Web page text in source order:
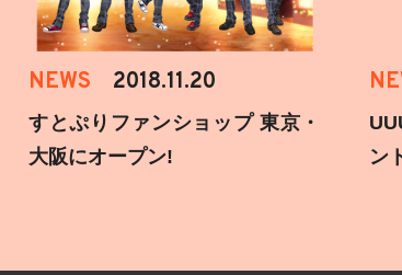
NEWS 2018.11.20
すとぷりファンショップ 東京・
大阪にオープン!
ン